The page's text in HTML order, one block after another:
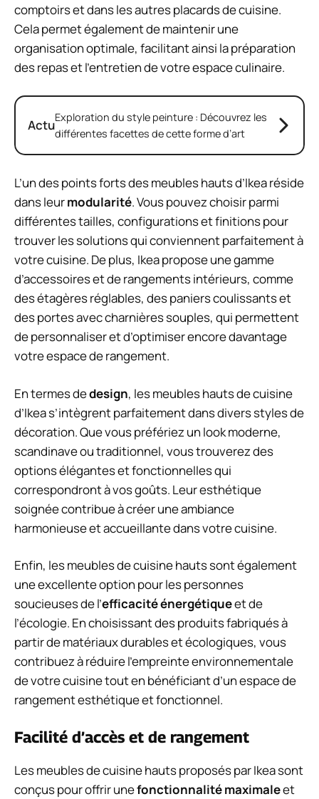
comptoirs et dans les autres placards de cuisine.
Cela permet également de maintenir une
organisation optimale, facilitant ainsi la préparation
des repas et l’entretien de votre espace culinaire.
ActuExploration du style peinture : Découvrez les
différentes facettes de cette forme d’art
L’un des points forts des meubles hauts d’Ikea réside
dans leurmodularité. Vous pouvez choisir parmi
différentes tailles, configurations et finitions pour
trouver les solutions qui conviennent parfaitement à
votre cuisine. De plus, Ikea propose une gamme
d’accessoires et de rangements intérieurs, comme
des étagères réglables, des paniers coulissants et
des portes avec charnières souples, qui permettent
de personnaliser et d’optimiser encore davantage
votre espace de rangement.
En termes dedesign, les meubles hauts de cuisine
d’Ikea s’intègrent parfaitement dans divers styles de
décoration. Que vous préfériez un look moderne,
scandinave ou traditionnel, vous trouverez des
options élégantes et fonctionnelles qui
correspondront à vos goûts. Leur esthétique
soignée contribue à créer une ambiance
harmonieuse et accueillante dans votre cuisine.
Enfin, les meubles de cuisine hauts sont également
une excellente option pour les personnes
soucieuses de l’efficacité énergétiqueet de
l’écologie. En choisissant des produits fabriqués à
partir de matériaux durables et écologiques, vous
contribuez à réduire l’empreinte environnementale
de votre cuisine tout en bénéficiant d’un espace de
rangement esthétique et fonctionnel.
Facilité d’accès et de rangement
Les meubles de cuisine hauts proposés par Ikea sont
conçus pour offrir unefonctionnalité maximaleet